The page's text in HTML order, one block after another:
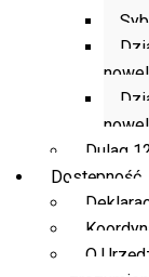
Dulag
Dostępność
O